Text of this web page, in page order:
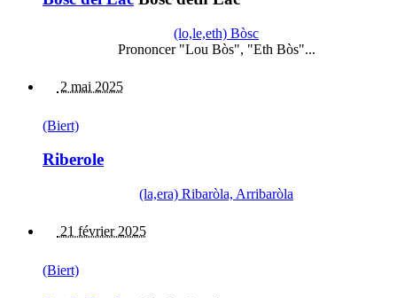
(lo,le,eth) Bòsc
Prononcer "Lou Bòs", "Eth Bòs"...
2 mai 2025
(Biert)
Riberole
(la,era) Ribaròla, Arribaròla
21 février 2025
(Biert)